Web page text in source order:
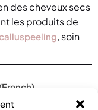
des cheveux secs
les produits de
, soin
(French)